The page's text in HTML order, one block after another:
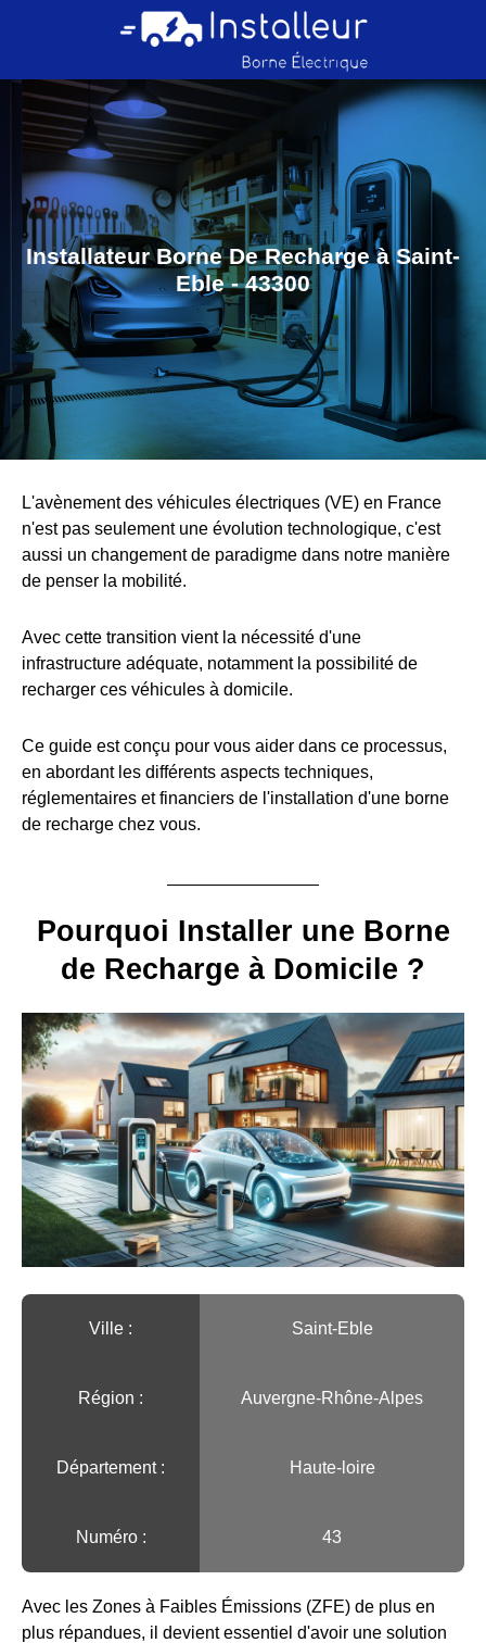
Installateur Borne De Recharge à Saint-
Eble - 43300
L'avènement des véhicules électriques (VE) en France
n'est pas seulement une évolution technologique, c'est
aussi un changement de paradigme dans notre manière
de penser la mobilité.
Avec cette transition vient la nécessité d'une
infrastructure adéquate, notamment la possibilité de
recharger ces véhicules à domicile.
Ce guide est conçu pour vous aider dans ce processus,
en abordant les différents aspects techniques,
réglementaires et financiers de l'installation d'une borne
de recharge chez vous.
Pourquoi Installer une Borne
de Recharge à Domicile ?
Ville :️ Saint-Eble
Région :️ Auvergne-Rhône-Alpes
Département : Haute-loire
Numéro : 43
Avec les Zones à Faibles Émissions (ZFE) de plus en
plus répandues, il devient essentiel d'avoir une solution